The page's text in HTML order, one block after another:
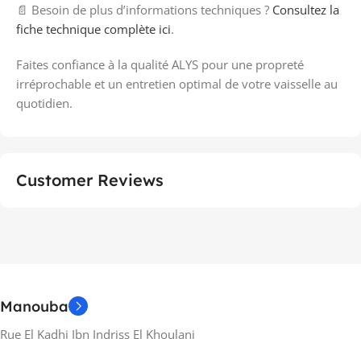
📄 Besoin de plus d’informations techniques ? Consultez la
fiche technique complète ici.
Faites confiance à la qualité ALYS pour une propreté
irréprochable et un entretien optimal de votre vaisselle au
quotidien.
Customer Reviews
Manouba
Rue El Kadhi Ibn Indriss El Khoulani